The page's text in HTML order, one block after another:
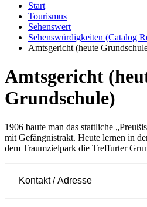
Start
Tourismus
Sehenswert
Sehenswürdigkeiten (Catalog
Amtsgericht (heute
Amtsgericht
Grundschule)
1906 baute man das stattliche
mit Gefängnistrakt. Heute lernen in
dem Traumzielpark die Treffurter
Kontakt / Adresse